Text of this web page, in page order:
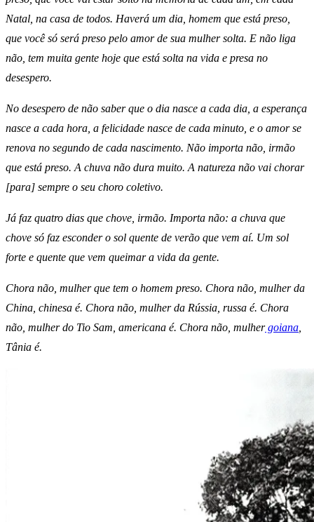
Natal, na casa de todos. Haverá um dia, homem que está preso,
que você só será preso pelo amor de sua mulher solta. E não liga
não, tem muita gente hoje que está solta na vida e presa no
desespero.
No desespero de não saber que o dia nasce a cada dia, a esperança
nasce a cada hora, a felicidade nasce de cada minuto, e o amor se
renova no segundo de cada nascimento. Não importa não, irmão
que está preso. A chuva não dura muito. A natureza não vai chorar
[para] sempre o seu choro coletivo.
Já faz quatro dias que chove, irmão. Importa não: a chuva que
chove só faz esconder o sol quente de verão que vem aí. Um sol
forte e quente que vem queimar a vida da gente.
Chora não, mulher que tem o homem preso. Chora não, mulher da
China, chinesa é. Chora não, mulher da Rússia, russa é. Chora
não, mulher do Tio Sam, americana é. Chora não, mulhergoiana
Tânia é.